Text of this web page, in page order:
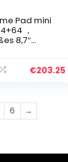
Pad mini
，
8,7″
mAh ，
Quick
，7,6 mm
Design
€203.25
6 →